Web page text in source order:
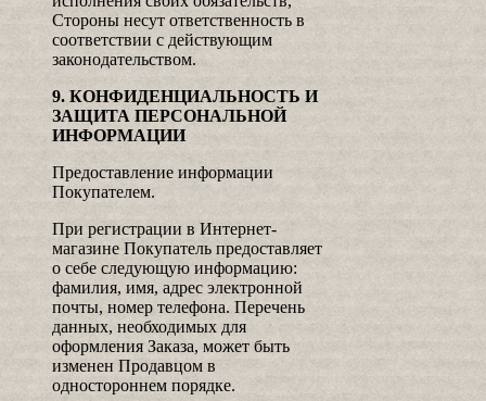
Стороны несут ответственность в
соответствии с действующим
законодательством.
9. КОНФИДЕНЦИАЛЬНОСТЬ И
ЗАЩИТА ПЕРСОНАЛЬНОЙ
ИНФОРМАЦИИ
Предоставление информации
Покупателем.
При регистрации в Интернет-
магазине Покупатель предоставляет
о себе следующую информацию:
фамилия, имя, адрес электронной
почты, номер телефона. Перечень
данных, необходимых для
оформления Заказа, может быть
изменен Продавцом в
одностороннем порядке.